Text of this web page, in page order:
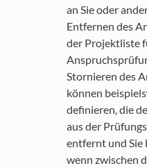
an Sie oder
Entfernen des
der Projektliste
Stornieren des
können
definieren, die
aus der
entfernt und Sie
wenn zwischen